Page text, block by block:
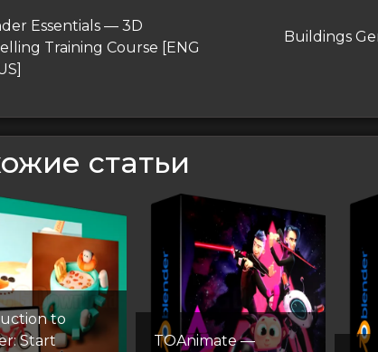
Essentials — 3D
Training Course [ENG
Следующая
Buildings
статьи
to
Start
TOAnimate —